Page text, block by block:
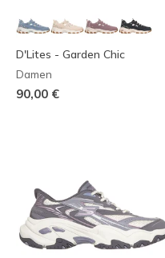
D'Lites - Garden Chic
Damen
90,00 €